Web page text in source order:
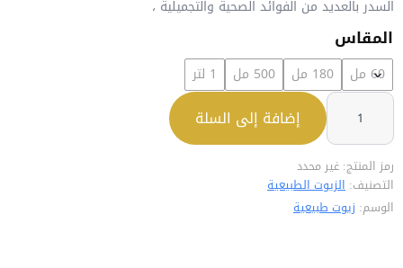
السدر بالعديد من الفوائد الصحية والتجميلية ،
المقاس
60 مل 180 مل 500 مل 1 لتر
كمية
إضافة إلى السلة
رمز المنتج: غير محدد
التصنيف: الزيوت الطبيعية
الوسم: زيوت طبيعية